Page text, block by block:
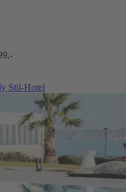
Stil-Hotel